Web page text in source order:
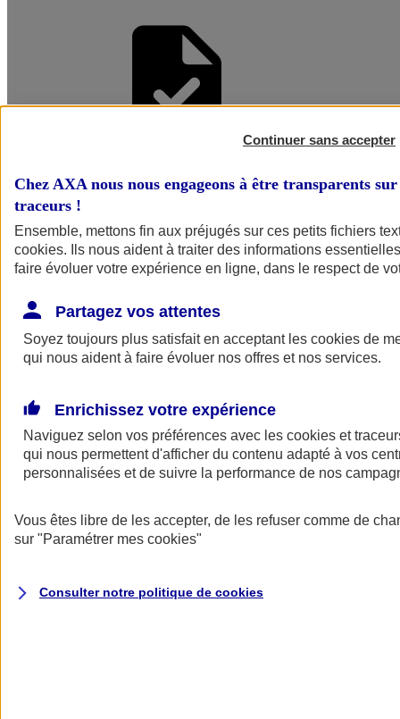
Conseiller
Demander
Soyez assuré en cas de panne au moment de livrer vos clients,
d'accident avec le véhicule de votre entreprise, ou de vol de véhicule
avec votre matériel professionnel.
Une assurance adaptée aux besoins des travailleurs indépendants.
Exemples : un kinésithérapeute ne peut assurer sa tournée en raison
ci ne peut effectuer ses livraisons... Lors d’un accrochage avec sa
camionnette, les outils d’un artisan du BTP sont endommagés. Parce
que votre véhicule est indispensable à l’exercice de votre profession,
Continuer sans accepter
Chez AXA nous nous engageons à être transparents
traceurs !
Ensemble, mettons fin aux préjugés sur ces petits fichiers
cookies. Ils nous aident à traiter des informations
faire évoluer votre expérience en ligne, dans le respect de
Partagez vos attentes
Soyez toujours plus satisfait en acceptant les cookies de
qui nous aident à faire évoluer nos offres et nos services.
Enrichissez votre expérience
Naviguez selon vos préférences avec les cookies et
qui nous permettent d'afficher du contenu adapté à vos
personnalisées et de suivre la performance de nos
Vous êtes libre de les accepter, de les refuser comme de
sur "Paramétrer mes cookies"
Consulter notre politique de cookies